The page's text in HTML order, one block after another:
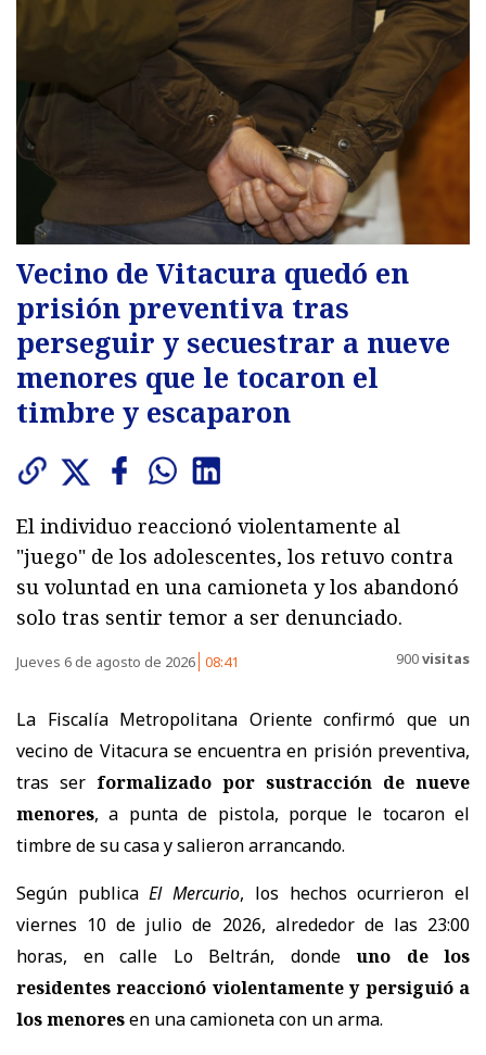
Vecino de Vitacura quedó en
prisión preventiva tras
perseguir y secuestrar a nueve
menores que le tocaron el
timbre y escaparon
El individuo reaccionó violentamente al
"juego" de los adolescentes, los retuvo contra
su voluntad en una camioneta y los abandonó
solo tras sentir temor a ser denunciado.
Jueves 6 de agosto de 2026 08:41 900visitas
La Fiscalía Metropolitana Oriente confirmó que un
vecino de Vitacura se encuentra en prisión preventiva,
tras ser formalizado por sustracción de nueve
menores, a punta de pistola, porque le tocaron el
timbre de su casa y salieron arrancando.
Según publicaEl Mercurio, los hechos ocurrieron el
viernes 10 de julio de 2026, alrededor de las 23:00
horas, en calle Lo Beltrán, donde uno de los
residentes reaccionó violentamente y persiguió a
los menoresen una camioneta con un arma.